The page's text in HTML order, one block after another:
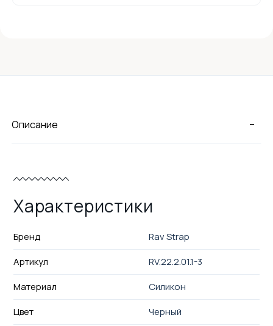
-
Описание
Характеристики
Бренд
Rav Strap
Артикул
RV.22.2.01.1-3
Материал
Силикон
Цвет
Черный